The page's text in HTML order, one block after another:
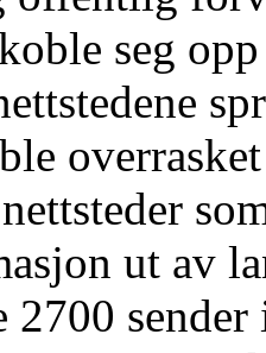
seg
ut av
2700